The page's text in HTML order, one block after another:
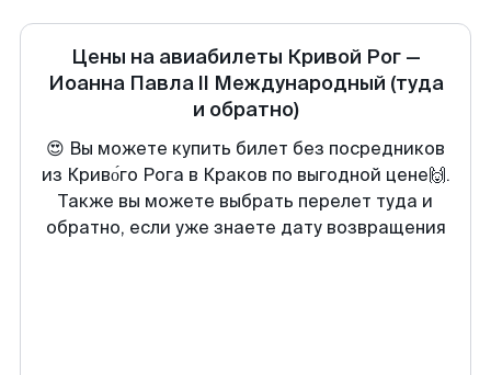
Цены на авиабилеты Кривой Рог—
Иоанна Павла II Международный (туда
и обратно)
😍 Вы можете купить билет без посредников
из Криво́го Рога в Краков по выгодной цене🙌.
Также вы можете выбрать перелет туда и
обратно, если уже знаете дату возвращения